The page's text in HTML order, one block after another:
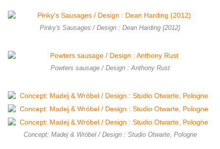
Pinky's Sausages / Design : Dean Harding (2012)
Powters sausage / Design : Anthony Rust
Concept: Madej & Wróbel / Design : Studio Otwarte, Pologne